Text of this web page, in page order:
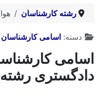
رشته کارشناسان
توضیحات
دسته: اسامی
اسامی
دادگستری